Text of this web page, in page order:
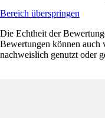
Bereich überspringen
Die Echtheit der
Bewertungen können auch
nachweislich genutzt oder